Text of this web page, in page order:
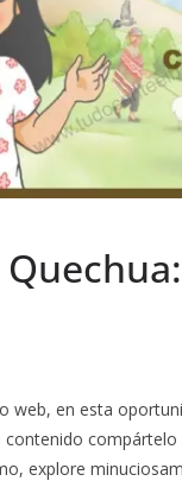
web, en esta
explore